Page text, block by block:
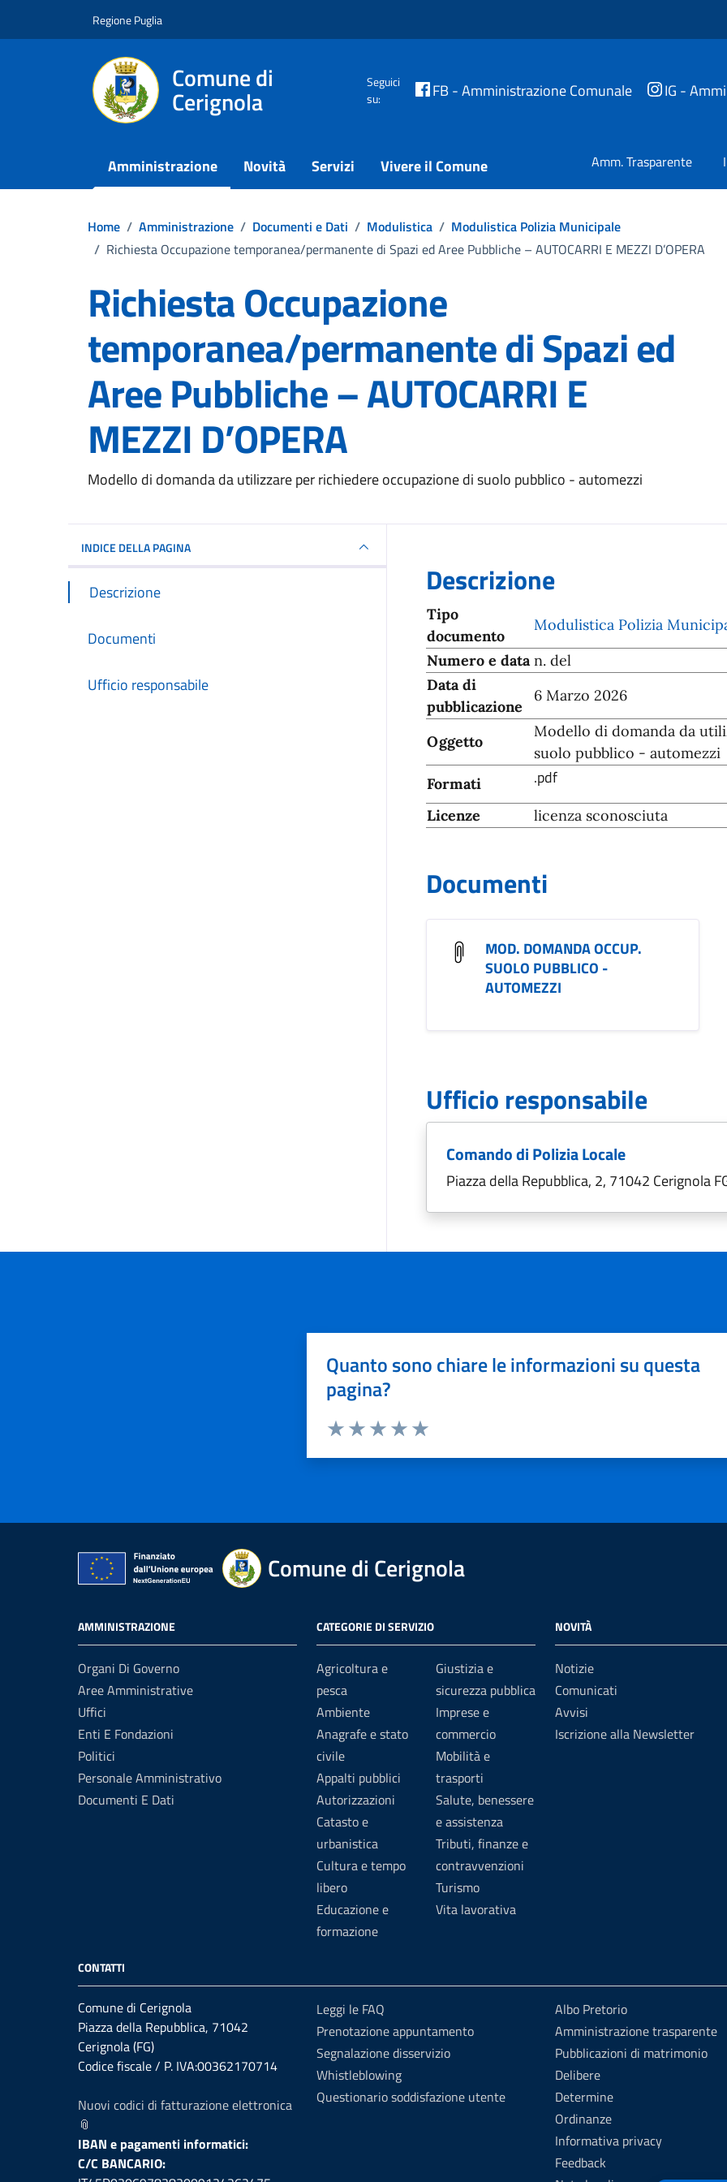
Regione Puglia
Comune di
Cerignola
Seguici
su:
FB - Amministrazione Comunale IG -
Amministrazione Novità Servizi Vivere il Comune Amm. Trasparente
Home / Amministrazione / Documenti e Dati / Modulistica / Modulistica Polizia Municipale
/ Richiesta Occupazione temporanea/permanente di Spazi ed Aree Pubbliche – AUTOCARRI E MEZZI D’OPERA
Richiesta Occupazione
temporanea/permanente di Spazi ed
Aree Pubbliche – AUTOCARRI E
MEZZI D’OPERA
Dettagli del documento
Modello di domanda da utilizzare per richiedere occupazione di suolo pubblico - automezzi
INDICE DELLA PAGINA
Descrizione
Documenti
Ufficio responsabile
Descrizione
Tipo
documento
Modulistica Polizia
Numero e data n. del
Data di
pubblicazione
6 Marzo 2026
Oggetto
Modello di domanda da
suolo pubblico - automezzi
Formati
.pdf
Licenze licenza sconosciuta
Documenti
MOD. DOMANDA OCCUP.
SUOLO PUBBLICO -
AUTOMEZZI
Ufficio responsabile
Comando di Polizia Locale
Piazza della Repubblica, 2, 71042 Cerignola
Quanto sono chiare le informazioni su questa
pagina?
Comune di Cerignola
AMMINISTRAZIONE
Organi Di Governo
Aree Amministrative
Uffici
Enti E Fondazioni
Politici
Personale Amministrativo
Documenti E Dati
CATEGORIE DI SERVIZIO
Agricoltura e
pesca
Ambiente
Anagrafe e stato
civile
Appalti pubblici
Autorizzazioni
Catasto e
urbanistica
Cultura e tempo
libero
Educazione e
formazione
Giustizia e
sicurezza pubblica
Imprese e
commercio
Mobilità e
trasporti
Salute, benessere
e assistenza
Tributi, finanze e
contravvenzioni
Turismo
Vita lavorativa
NOVITÀ
Notizie
Comunicati
Avvisi
Iscrizione alla Newsletter
CONTATTI
Comune di Cerignola
Piazza della Repubblica, 71042
Cerignola (FG)
Codice fiscale / P. IVA:00362170714
Nuovi codici di fatturazione elettronica
📎
IBAN e pagamenti informatici:
C/C BANCARIO:
Leggi le FAQ
Prenotazione appuntamento
Segnalazione disservizio
Whistleblowing
Questionario soddisfazione utente
Albo Pretorio
Amministrazione trasparente
Pubblicazioni di matrimonio
Delibere
Determine
Ordinanze
Informativa privacy
Feedback